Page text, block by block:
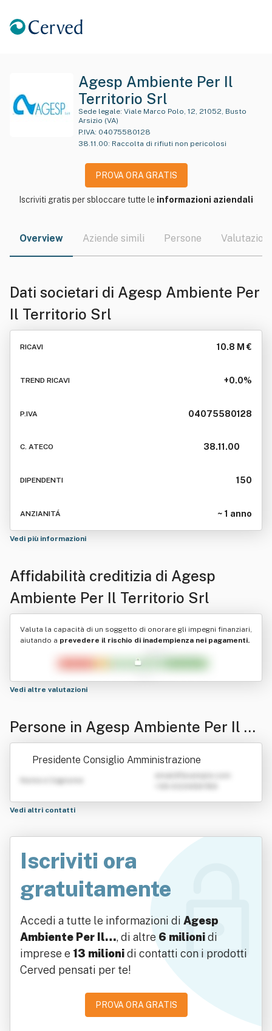
Agesp Ambiente Per Il
Territorio Srl
Sede legale:
Arsizio (VA)
P.IVA: 04075580128
38.11.00: Raccolta di rifiuti non pericolosi
PROVA ORA GRATIS
Iscriviti gratis per sbloccare tutte le informazioni aziendali
Overview Aziende simili Persone Valutazioni
Dati societari di Agesp Ambiente Per
Il Territorio Srl
RICAVI 10.8 M €
TREND RICAVI +0.0%
P.IVA 04075580128
C. ATECO 38.11.00
DIPENDENTI 150
ANZIANITÁ ~ 1 anno
Vedi più informazioni
Affidabilità creditizia di Agesp
Ambiente Per Il Territorio Srl
Valuta la capacità di un soggetto di onorare gli impegni finanziari,
aiutando a prevedere il rischio di inadempienza nei pagamenti.
Vedi altre valutazioni
Persone in Agesp Ambiente Per Il Te
rritorio Srl
Presidente Consiglio Amministrazione
Nome e Cognome
Vedi altri contatti
Iscriviti ora
gratuitamente
Accedi a tutte le informazioni di Agesp
Ambiente Per Il…, di altre 6 milionidi
imprese e 13 milionidi contatti con i prodotti
Cerved pensati per te!
PROVA ORA GRATIS